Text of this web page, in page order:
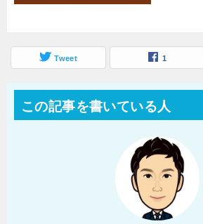
Tweet 1
この記事を書いている人